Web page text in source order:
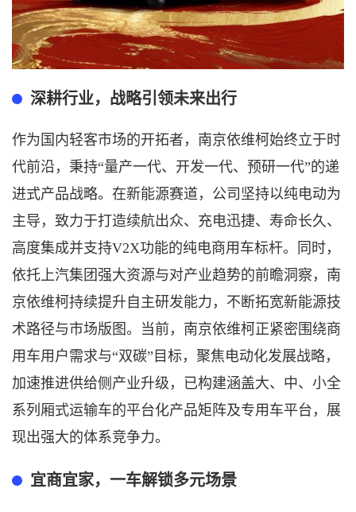
深耕行业，战略引领未来出行
作为国内轻客市场的开拓者，南京依维柯始终立于时
代前沿，秉持“量产一代、开发一代、预研一代”的递
进式产品战略。在新能源赛道，公司坚持以纯电动为
主导，致力于打造续航出众、充电迅捷、寿命长久、
高度集成并支持V2X功能的纯电商用车标杆。同时，
依托上汽集团强大资源与对产业趋势的前瞻洞察，南
京依维柯持续提升自主研发能力，不断拓宽新能源技
术路径与市场版图。当前，南京依维柯正紧密围绕商
用车用户需求与“双碳”目标，聚焦电动化发展战略，
加速推进供给侧产业升级，已构建涵盖大、中、小全
系列厢式运输车的平台化产品矩阵及专用车平台，展
现出强大的体系竞争力。
宜商宜家，一车解锁多元场景